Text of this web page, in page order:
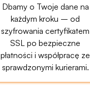
Dbamy o Twoje dane na
każdym kroku – od
szyfrowania certyfikatem
SSL po bezpieczne
płatności i współpracę ze
sprawdzonymi kurierami.